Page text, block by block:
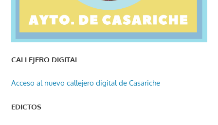
CALLEJERO DIGITAL
Acceso al nuevo callejero digital de Casariche
EDICTOS